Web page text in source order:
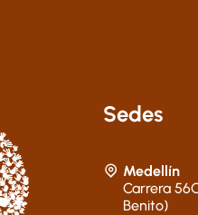
Sedes
Medellín
Carrera
Benito)